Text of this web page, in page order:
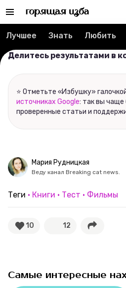
Вакансии
Мерч
Рубрики
Лучшее Знать Любить
Делитесь результатами в
⭐ Отметьте «Избушку»
источниках Google: так вы чаще
проверенные статьи и
Мария Рудницкая
Веду канал Breaking cat news.
Теги Книги Тест Фильмы
10 12
Самые интересные